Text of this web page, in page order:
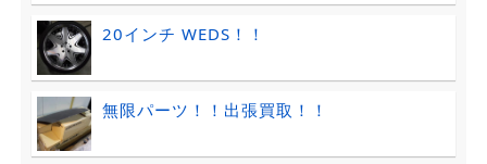
20インチ WEDS！！
無限パーツ！！出張買取！！